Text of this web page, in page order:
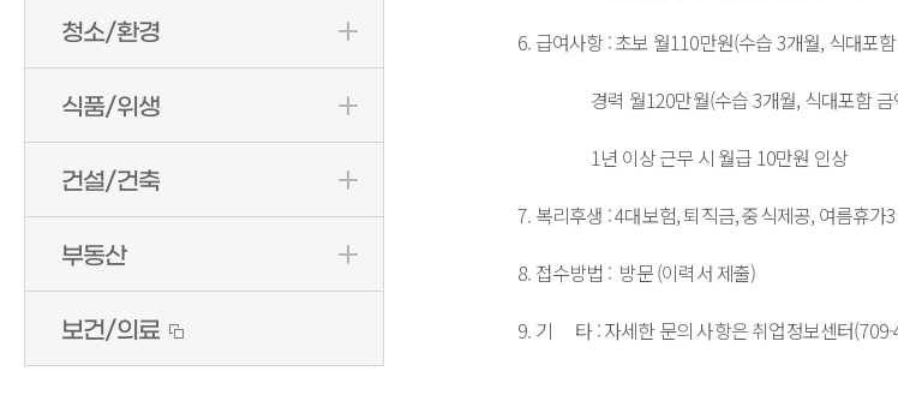
청소/환경
식품/위생
건설/건축
부동산
보건/의료
7. 복리후생 : 4대보험, 퇴직금, 중식제공, 여름휴가3박 4일과 명절에 떡값 지급